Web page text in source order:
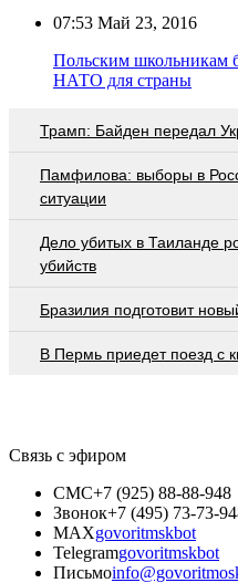
07:53 Май 23, 2016
Польским школьникам
НАТО для страны
Трамп: Байден передал
Памфилова: выборы в
ситуации
Дело убитых в Таиланде
убийств
Бразилия подготовит
В Пермь приедет поезд с
Связь с эфиром
СМС+7 (925) 88-88-948
Звонок+7 (495) 73-73-
MAXgovoritmskbot
Telegramgovoritmskbot
Письмо